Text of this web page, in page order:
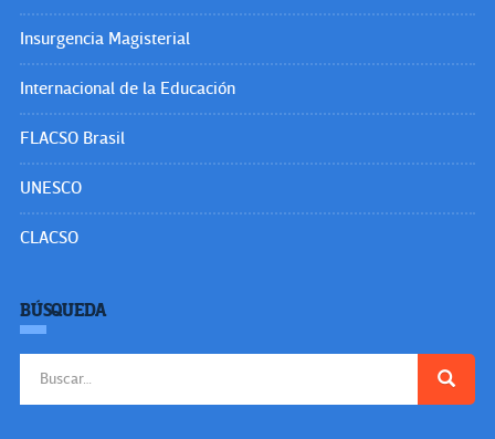
Insurgencia Magisterial
Internacional de la Educación
FLACSO Brasil
UNESCO
CLACSO
BÚSQUEDA